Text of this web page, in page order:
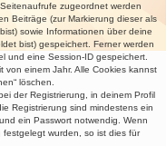
zugeordnet werden
Beiträge (zur Markierung dieser als
sowie Informationen über deine
bist) gespeichert. Ferner werden
und eine Session-ID gespeichert.
von einem Jahr. Alle Cookies kannst
löschen.
der Registrierung, in deinem Profil
Registrierung sind mindestens ein
ein Passwort notwendig. Wenn
wurden, so ist dies für